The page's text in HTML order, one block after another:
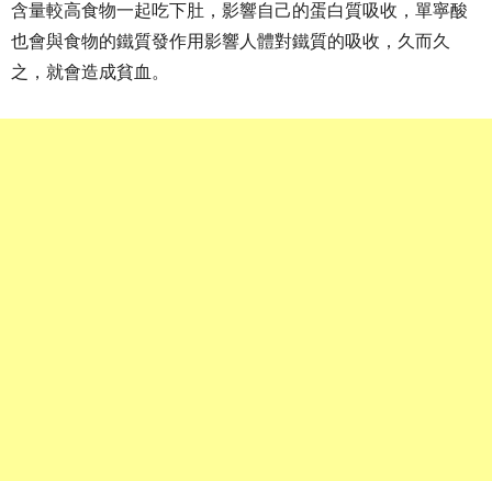
含量較高食物一起吃下肚，影響自己的蛋白質吸收，單寧酸
也會與食物的鐵質發作用影響人體對鐵質的吸收，久而久
之，就會造成貧血。